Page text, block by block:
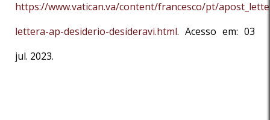
https://www.vatican.va/content/francesco/pt/
lettera-ap-desiderio-desideravi.html. Acesso em: 03
jul. 2023.